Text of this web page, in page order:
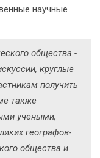
научные
общества -
круглые
получить
также
учёными,
географов-
общества и